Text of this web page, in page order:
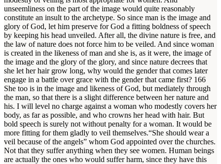
unseemliness on the part of the image would quite reasonably
constitute an insult to the archetype. So since man is the image and
glory of God, let him preserve for God a fitting boldness of speech
by keeping his head unveiled. After all, the divine nature is free, and
the law of nature does not force him to be veiled. And since woman
is created in the likeness of man and she is, as it were, the image of
the image and the glory of the glory, and since nature decrees that
she let her hair grow long, why would the gender that comes later
engage in a battle over grace with the gender that came first? 166
She too is in the image and likeness of God, but mediately through
the man, so that there is a slight difference between her nature and
his. I will level no charge against a woman who modestly covers her
body, as far as possible, and who crowns her head with hair. But
bold speech is surely not without penalty for a woman. It would be
more fitting for them gladly to veil themselves.“She should wear a
veil because of the angels” whom God appointed over the churches.
Not that they suffer anything when they see women. Human beings
are actually the ones who would suffer harm, since they have this